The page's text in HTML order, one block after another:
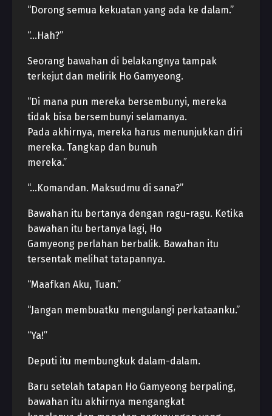
“Dorong semua kekuatan yang ada ke dalam.”
“…Hah?”
Seorang bawahan di belakangnya tampak
terkejut dan melirik Ho Gamyeong.
“Di mana pun mereka bersembunyi, mereka
tidak bisa bersembunyi selamanya.
Pada akhirnya, mereka harus menunjukkan diri
mereka. Tangkap dan bunuh
mereka.”
“…Komandan. Maksudmu di sana?”
Bawahan itu bertanya dengan ragu-ragu. Ketika
bawahan itu bertanya lagi, Ho
Gamyeong perlahan berbalik. Bawahan itu
tersentak melihat tatapannya.
“Maafkan Aku, Tuan.”
“Jangan membuatku mengulangi perkataanku.”
“Ya!”
Deputi itu membungkuk dalam-dalam.
Baru setelah tatapan Ho Gamyeong berpaling,
bawahan itu akhirnya mengangkat